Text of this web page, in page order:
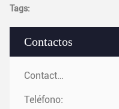
Contactos
Contactos:
Teléfono:
Tags: